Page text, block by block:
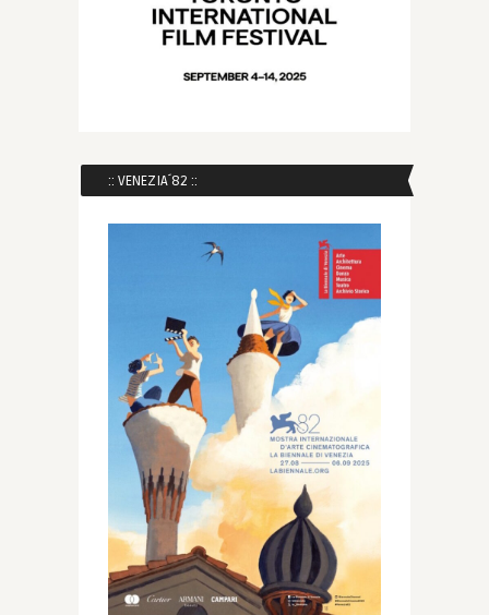
:: VENEZIA´82 ::